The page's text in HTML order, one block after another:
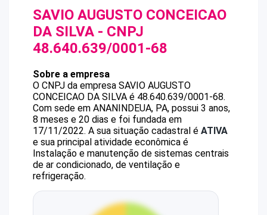
SAVIO AUGUSTO CONCEICAO
DA SILVA - CNPJ
48.640.639/0001-68
Sobre a empresa
O CNPJ da empresa SAVIO AUGUSTO
CONCEICAO DA SILVA é 48.640.639/0001-68.
Com sede em ANANINDEUA, PA, possui 3 anos,
8 meses e 20 dias e foi fundada em
17/11/2022. A sua situação cadastral é ATIVA
e sua principal atividade econômica é
Instalação e manutenção de sistemas centrais
de ar condicionado, de ventilação e
refrigeração.